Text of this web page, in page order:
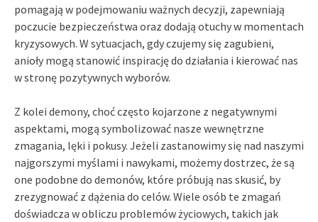
pomagają w podejmowaniu ważnych decyzji, zapewniają
poczucie bezpieczeństwa oraz dodają otuchy w momentach
kryzysowych. W sytuacjach, gdy czujemy się zagubieni,
anioły mogą stanowić inspirację do działania i kierować nas
w stronę pozytywnych wyborów.
Z kolei demony, choć często kojarzone z negatywnymi
aspektami, mogą symbolizować nasze wewnętrzne
zmagania, lęki i pokusy. Jeżeli zastanowimy się nad naszymi
najgorszymi myślami i nawykami, możemy dostrzec, że są
one podobne do demonów, które próbują nas skusić, by
zrezygnować z dążenia do celów. Wiele osób te zmagań
doświadcza w obliczu problemów życiowych, takich jak